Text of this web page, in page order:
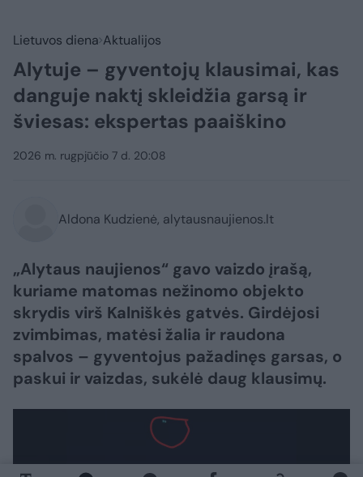
Lietuvos diena Aktualijos
Alytuje – gyventojų klausimai, kas
danguje naktį skleidžia garsą ir
šviesas: ekspertas paaiškino
2026 m. rugpjūčio 7 d. 20:08
Aldona Kudzienė, alytausnaujienos.lt
„Alytaus naujienos“ gavo vaizdo įrašą,
kuriame matomas nežinomo objekto
skrydis virš Kalniškės gatvės. Girdėjosi
zvimbimas, matėsi žalia ir raudona
spalvos – gyventojus pažadinęs garsas, o
paskui ir vaizdas, sukėlė daug klausimų.